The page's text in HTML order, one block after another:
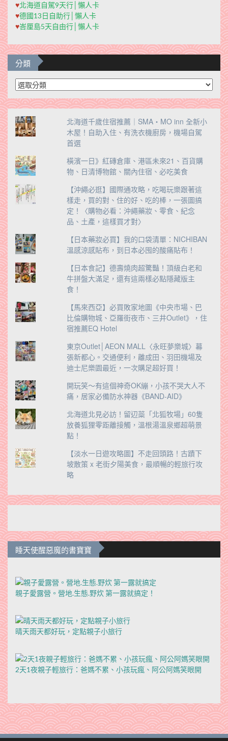
♥北海道自駕9天行│懶人卡
♥德國13日自助行│懶人卡
♥峇厘島5天自由行│懶人卡
分類
分
類
北海道千歲住宿推薦｜SMA・MO inn 全新小
木屋！自助入住、有洗衣機廚房，機場自駕
首選
橫濱一日》紅磚倉庫、港區未來21、百貨購
物、日清博物館、關內住宿、必吃美食
【沖繩必逛】國際通攻略，吃喝玩樂跟著這
樣走，買的對、住的好、吃的棒，一張圖搞
定！〈購物必看：沖繩藥妝、零食、紀念
品、土產，這樣買才對〉
【日本藥妝必買】我的口袋清單：NICHIBAN
溫感涼感貼布，到日本必囤的酸痛貼布！
【日本食記】德壽燒肉超驚豔！頂級白老和
牛拼盤大滿足，還有這兩樣必點隱藏版主
食！
【馬來西亞】必買敗家地圖《中央市場、巴
比倫購物城、亞羅街夜市、三井Outlet》，住
宿推薦EQ Hotel
東京Outlet│AEON MALL〈永旺夢樂城〉幕
張新都心。交通便利，離成田、羽田機場及
迪士尼樂園最近，一次購足超好買！
開玩笑～有這個神奇OK繃，小孩不哭大人不
痛，居家必備防水神器《BAND-AID》
北海道北見必訪！留辺蘂「北狐牧場」60隻
放養狐狸零距離接觸，溫根湯溫泉鄉超萌景
點！
【淡水一日遊攻略圖】不走回頭路！古蹟下
坡散策 x 老街夕陽美食，最順暢的輕旅行攻
略
睡天使醒惡魔的書寶寶
親子愛露營。營地.生態.野炊 第一露就搞定！
晴天雨天都好玩，定點親子小旅行
2天1夜親子輕旅行：爸媽不累、小孩玩瘋、阿公阿媽笑眼開